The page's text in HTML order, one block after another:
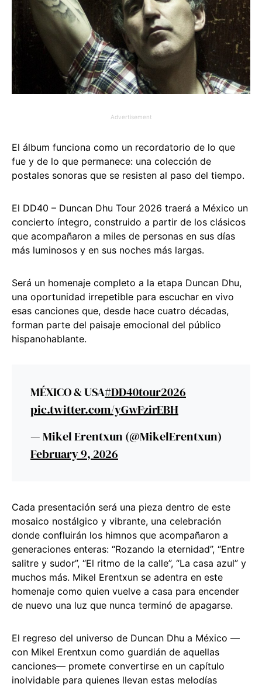
Advertisement
El álbum funciona como un recordatorio de lo que
fue y de lo que permanece: una colección de
postales sonoras que se resisten al paso del tiempo.
El DD40 – Duncan Dhu Tour 2026 traerá a México un
concierto íntegro, construido a partir de los clásicos
que acompañaron a miles de personas en sus días
más luminosos y en sus noches más largas.
Será un homenaje completo a la etapa Duncan Dhu,
una oportunidad irrepetible para escuchar en vivo
esas canciones que, desde hace cuatro décadas,
forman parte del paisaje emocional del público
hispanohablante.
MÉXICO & USA#DD40tour2026
pic.twitter.com/yGwFzirEBH
— Mikel Erentxun (@MikelErentxun)
February 9, 2026
Cada presentación será una pieza dentro de este
mosaico nostálgico y vibrante, una celebración
donde confluirán los himnos que acompañaron a
generaciones enteras: “Rozando la eternidad”, “Entre
salitre y sudor”, “El ritmo de la calle”, “La casa azul” y
muchos más. Mikel Erentxun se adentra en este
homenaje como quien vuelve a casa para encender
de nuevo una luz que nunca terminó de apagarse.
El regreso del universo de Duncan Dhu a México —
con Mikel Erentxun como guardián de aquellas
canciones— promete convertirse en un capítulo
inolvidable para quienes llevan estas melodías